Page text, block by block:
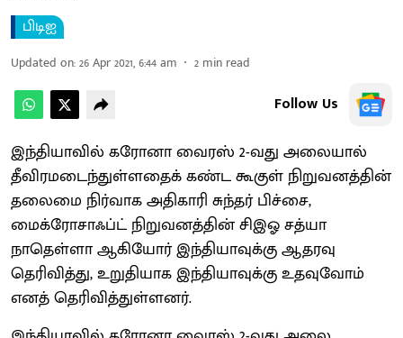
பிடிஐ
Updated on:26 Apr 2021, 6:44 am 2 min read
Follow Us
இந்தியாவில் கரோனா வைரஸ் 2-வது அலையால்
தீவிரமடைந்துள்ளதைக் கண்ட கூகுள் நிறுவனத்தின்
தலைமை நிர்வாக அதிகாரி சுந்தர் பிச்சை,
மைக்ரோசாஃப்ட் நிறுவனத்தின் சிஇஓ சத்யா
நாதெள்ளா ஆகியோர் இந்தியாவுக்கு ஆதரவு
தெரிவித்து, உறுதியாக இந்தியாவுக்கு உதவுவோம்
எனத் தெரிவித்துள்ளனர்.